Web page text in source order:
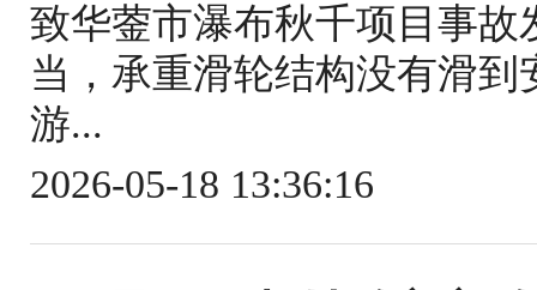
致华蓥市瀑布秋千项目事
当，承重滑轮结构没有滑
游...
2026-05-18 13:36:16